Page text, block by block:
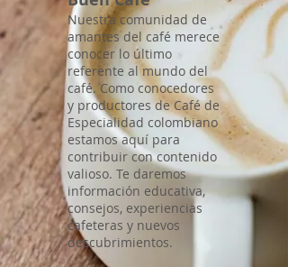
Nuestra comunidad de
amantes del café merece
conocer lo último
referente al mundo del
café. Como conocedores
y productores de Café de
Especialidad colombiano
estamos aquí para
contribuir con contenido
valioso. Te daremos
información educativa,
consejos, experiencias
cafeteras y nuevos
descubrimientos.